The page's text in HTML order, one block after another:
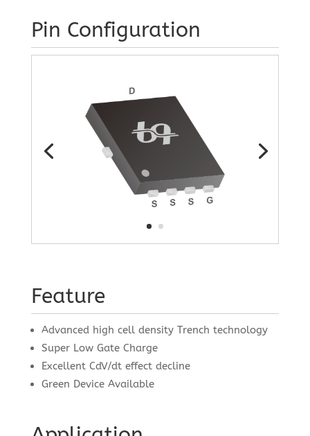
Pin Configuration
Feature
Advanced high cell density Trench technology
Super Low Gate Charge
Excellent CdV/dt effect decline
Green Device Available